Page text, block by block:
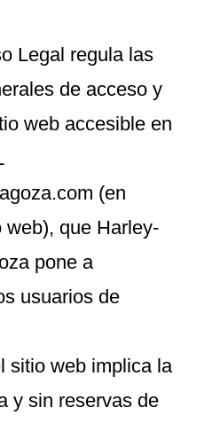
Legal regula las
de acceso y
web accesible en
(en
web), que Harley-
pone a
usuarios de
sitio web implica la
y sin reservas de